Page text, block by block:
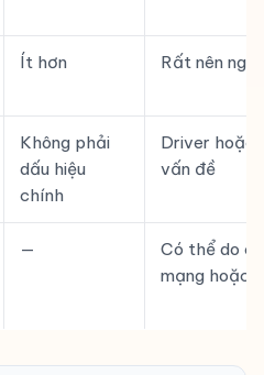
Ít hơn Rất nên nghi
Không phải
dấu hiệu
chính
Driver hoặc
vấn đề
—
Có thể do
mạng hoặc